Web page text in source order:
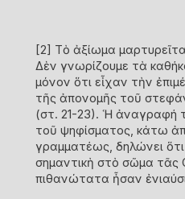
[2] Tὸ ἀξίωμα
Δὲν γνωρίζουμε τὰ
μόνον ὅτι εἶχαν τὴν
τῆς ἀπονομῆς τοῦ
(στ. 21-23). Ἡ ἀναγραφή
τοῦ ψηφίσματος, κάτω
γραμματέως, δηλώνει
σημαντικὴ στὸ σῶμα τᾶς
πιθανώτατα ἦσαν